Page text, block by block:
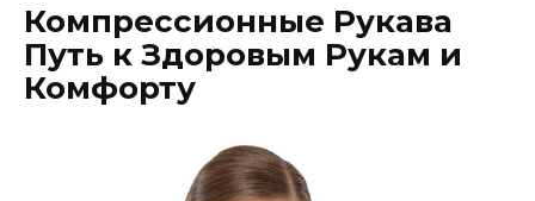
Компрессионные Рукава
Путь к Здоровым Рукам и
Комфорту